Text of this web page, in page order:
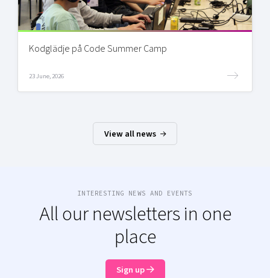
Kodglädje på Code Summer Camp
23 June, 2026
View all news
INTERESTING NEWS AND EVENTS
All our newsletters in one
place
Sign up